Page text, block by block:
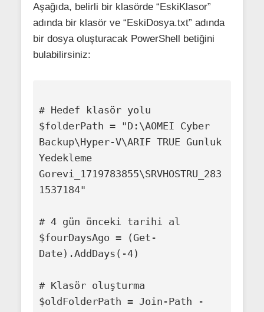
Aşağıda, belirli bir klasörde “EskiKlasor”
adında bir klasör ve “EskiDosya.txt” adında
bir dosya oluşturacak PowerShell betiğini
bulabilirsiniz:
# Hedef klasör yolu
$folderPath = "D:\AOMEI Cyber
Backup\Hyper-V\ARIF TRUE Gunluk
Yedekleme
Gorevi_1719783855\SRVHOSTRU_283
1537184"
# 4 gün önceki tarihi al
$fourDaysAgo = (Get-
Date).AddDays(-4)
# Klasör oluşturma
$oldFolderPath = Join-Path -